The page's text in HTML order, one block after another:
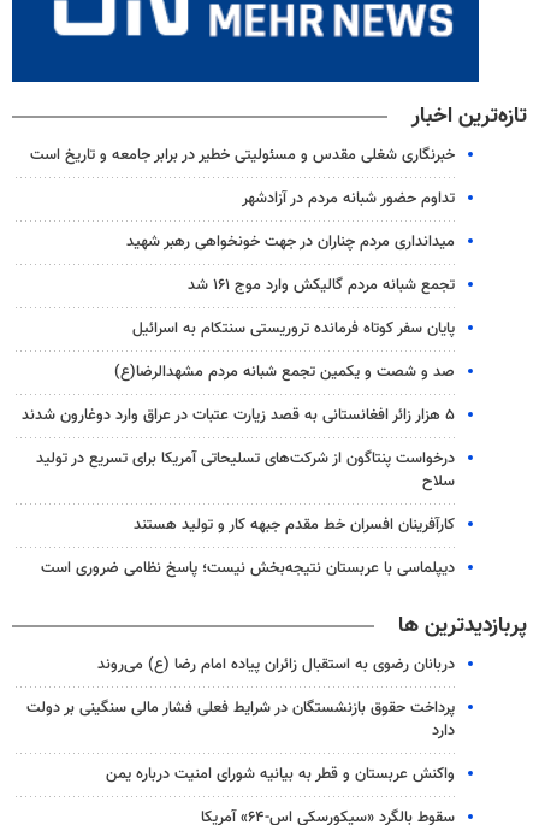
تازه‌ترین اخبار
خبرنگاری شغلی مقدس و مسئولیتی خطیر در برابر جامعه و تاریخ است
تداوم حضور شبانه مردم در آزادشهر
میدانداری مردم چناران در جهت خونخواهی رهبر شهید
تجمع شبانه مردم گالیکش وارد موج ۱۶۱ شد
پایان سفر کوتاه فرمانده تروریستی سنتکام به اسرائیل
صد و شصت و یکمین تجمع شبانه مردم مشهدالرضا(ع)
۵ هزار زائر افغانستانی به قصد زیارت عتبات در عراق وارد دوغارون شدند
درخواست پنتاگون از شرکت‌های تسلیحاتی آمریکا برای تسریع در تولید
سلاح
کارآفرینان افسران خط مقدم جبهه کار و تولید هستند
دیپلماسی با عربستان نتیجه‌بخش نیست؛ پاسخ نظامی ضروری است
پربازدیدترین ها
دربانان رضوی به استقبال زائران پیاده امام رضا (ع) می‌روند
پرداخت حقوق بازنشستگان در شرایط فعلی فشار مالی سنگینی بر دولت
دارد
واکنش عربستان و قطر به بیانیه شورای امنیت درباره یمن
سقوط بالگرد «سیکورسکی اس-۶۴» آمریکا